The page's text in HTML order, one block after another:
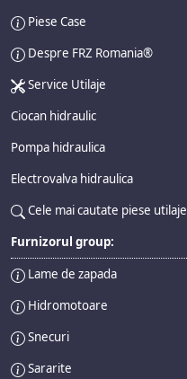
Piese Case
Despre FRZ Romania®
Service Utilaje
Ciocan hidraulic
Pompa hidraulica
Electrovalva hidraulica
Cele mai cautate piese utilaje
Furnizorul group:
Lame de zapada
Hidromotoare
Snecuri
Sararite